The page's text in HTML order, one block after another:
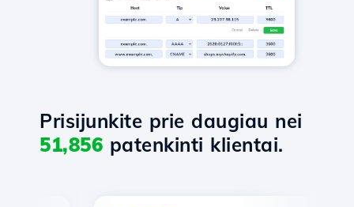
Prisijunkite prie daugiau nei
51,856 patenkinti klientai.